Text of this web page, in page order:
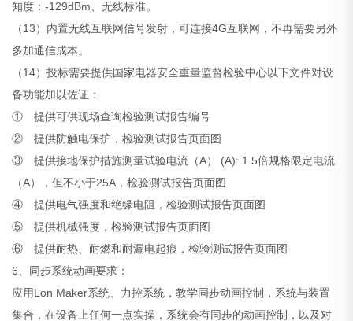
知度：-129dBm、无线标准。
（13）内置无线互联网信号发射，可连接4G互联网，不再需要另外
多加通信成本。
（14）投标需要提供国家电器安全重量监督检验中心以下文件对设
备功能加以佐证：
① 提供可供现场查询检验测试报告编号
② 提供防触电保护，检验测试报告页面图
③ 提供接地保护措施测量试验电流（A） (A): 1.5倍规格限定电流
（A），但不小于25A，检验测试报告页面图
④ 提供电气强度和绝缘电阻，检验测试报告页面图
⑤ 提供机械强度，检验测试报告页面图
⑥ 提供耐热、耐燃和耐漏电起痕，检验测试报告页面图
6、同步系统动画要求：
应用Lon Maker系统、力控系统，教学同步动画控制，系统与装置
集合，在设备上任何一点实操，系统会有同步的动画控制，以及对